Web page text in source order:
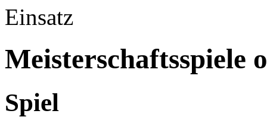
Einsatz
Meisterschaftsspiele
Spiel